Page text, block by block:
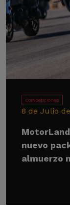
Competiciones
8 de Julio
nuevo
almuerzo